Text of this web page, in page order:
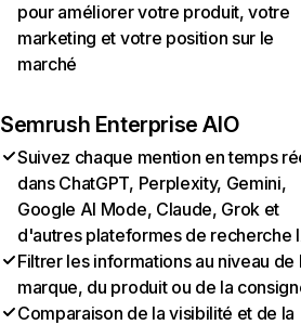
pour améliorer votre produit, votre
marketing et votre position sur le
marché
Semrush Enterprise AIO
Suivez chaque mention en temps
dans ChatGPT, Perplexity, Gemini,
Google AI Mode, Claude, Grok et
d'autres plateformes de recherche
Filtrer les informations au niveau de
marque, du produit ou de la
Comparaison de la visibilité et de la